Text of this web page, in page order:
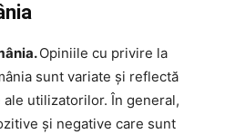
Opiniile cu privire la
sunt variate și reflectă
utilizatorilor. În general,
și negative care sunt